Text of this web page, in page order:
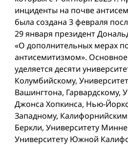
инциденты на почве
была создана 3 февраля
29 января президент
«О дополнительных мерах
антисемитизмом».
уделяется десяти
Колумбийскому,
Вашингтона, Гарвардскому,
Джонса Хопкинса, Нью-
Западному,
Беркли, Университету
Университету Южной